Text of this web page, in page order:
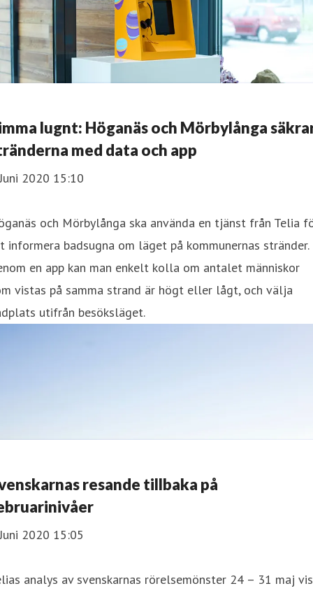
lugnt: Höganäs och Mörbylånga
med data och app
2020 15:10
och Mörbylånga ska använda en tjänst från Telia
informera badsugna om läget på kommunernas stränder.
en app kan man enkelt kolla om antalet människor
vistas på samma strand är högt eller lågt, och välja
utifrån besöksläget.
resande tillbaka på
2020 15:05
analys av svenskarnas rörelsemönster 24 – 31 maj